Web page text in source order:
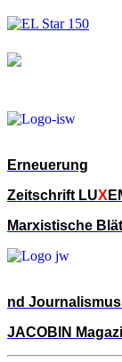
Erneuerung
Zeitschrift LUX
Marxistische
nd
JACOBIN